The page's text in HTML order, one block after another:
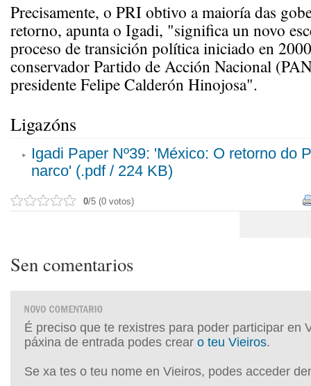
Precisamente, o PRI obtivo a maioría das
retorno, apunta o Igadi, "significa un novo
proceso de transición política iniciado en
conservador Partido de Acción Nacional
presidente Felipe Calderón Hinojosa".
Ligazóns
Igadi Paper Nº39: 'México: O retorno do
narco' (.pdf / 224 KB)
0/5 (0 votos)
Sen comentarios
É preciso que te rexistres para poder participar en
páxina de entrada podes crear o teu Vieiros.
Se xa tes o teu nome en Vieiros, podes acceder